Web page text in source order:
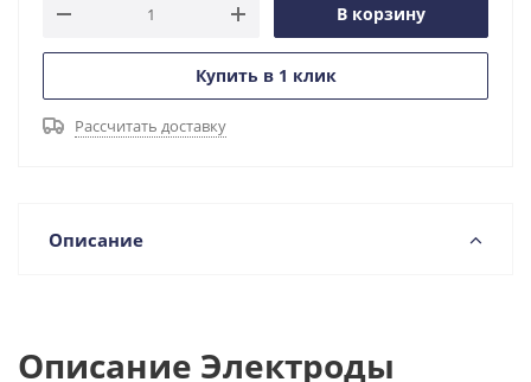
В корзину
Купить в 1 клик
Рассчитать доставку
Описание
Описание Электроды